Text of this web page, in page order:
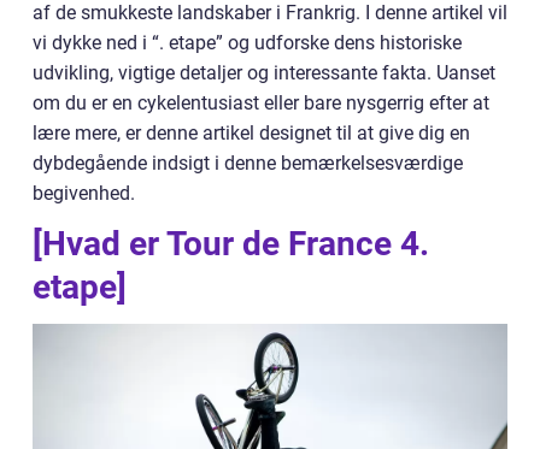
af de smukkeste landskaber i Frankrig. I denne artikel vil
vi dykke ned i “. etape” og udforske dens historiske
udvikling, vigtige detaljer og interessante fakta. Uanset
om du er en cykelentusiast eller bare nysgerrig efter at
lære mere, er denne artikel designet til at give dig en
dybdegående indsigt i denne bemærkelsesværdige
begivenhed.
[Hvad er Tour de France 4.
etape]